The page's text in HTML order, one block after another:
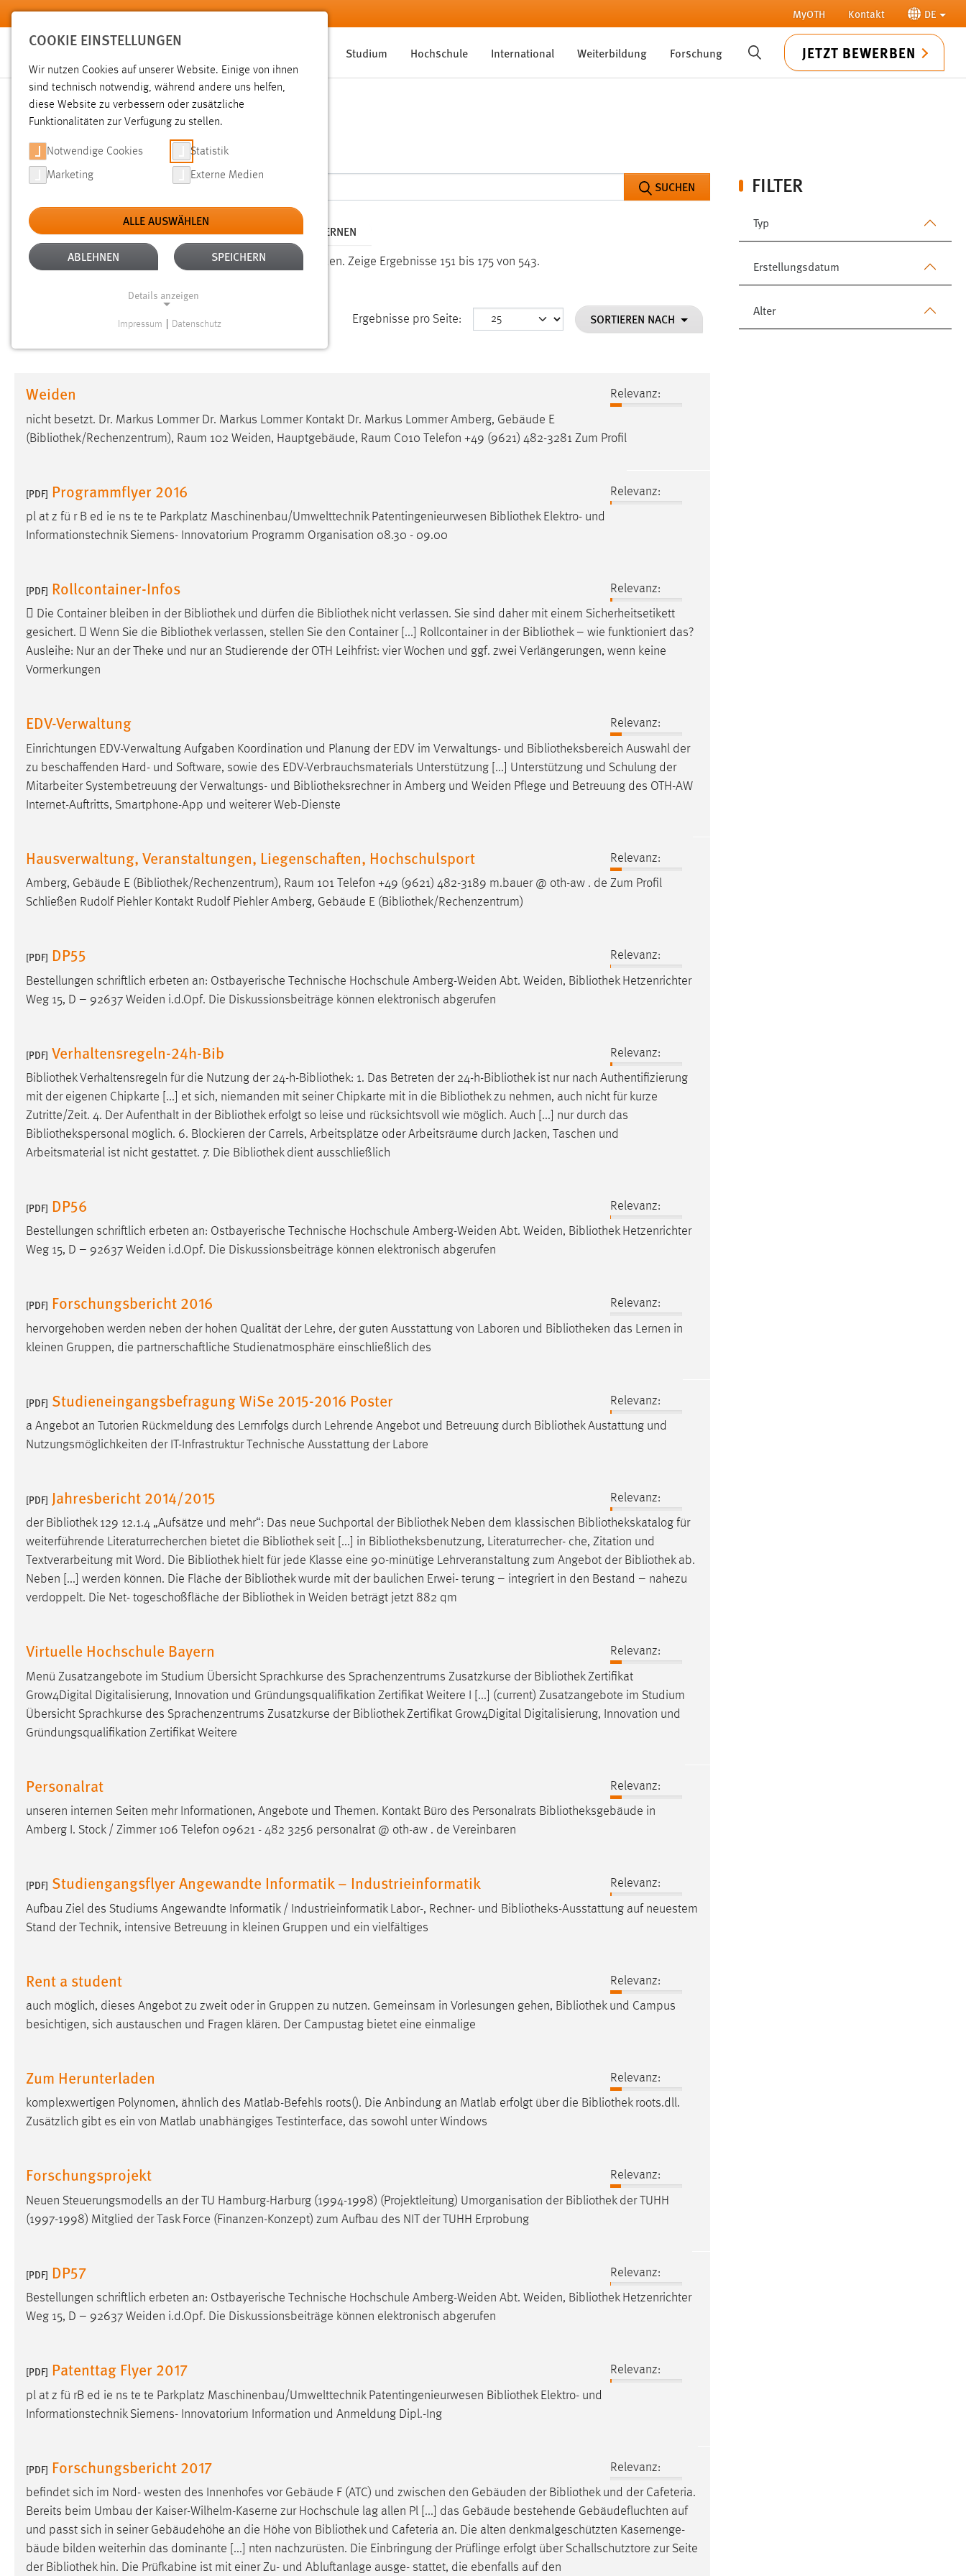
Zum Hauptinhalt springen MyOTH Kontakt DE
Studium Hochschule International Weiterbildung Forschung SUCHE JETZT BEWERBEN
SUCHE
FILTER
Typ
Erstellungsdatum
Alter
SUCHEN
Aktive Filter: ALTER: ÜBER EIN JAHR ALLE FILTER ENTFERNEN
Gesucht nach "bibliothek". Es wurden 543 Ergebnisse gefunden. Zeige Ergebnisse 151 bis 175 von 543.
Ergebnisse pro Seite: SORTIEREN NACH
Weiden
Relevanz:
nicht besetzt. Dr. Markus Lommer Dr. Markus Lommer Kontakt Dr. Markus Lommer Amberg, Gebäude E
(Bibliothek/Rechenzentrum), Raum 102 Weiden, Hauptgebäude, Raum C010 Telefon +49 (9621) 482-3281 Zum Profil
[PDF] Programmflyer 2016
Relevanz:
pl at z fü r B ed ie ns te te Parkplatz Maschinenbau/Umwelttechnik Patentingenieurwesen BibliothekElektro- und
Informationstechnik Siemens- Innovatorium Programm Organisation 08.30 - 09.00
[PDF] Rollcontainer-Infos
Relevanz:
 Die Container bleiben in der Bibliothekund dürfen die Bibliotheknicht verlassen. Sie sind daher mit einem Sicherheitsetikett
gesichert.  Wenn Sie die Bibliothekverlassen, stellen Sie den Container [...] Rollcontainer in der Bibliothek– wie funktioniert das?
Ausleihe: Nur an der Theke und nur an Studierende der OTH Leihfrist: vier Wochen und ggf. zwei Verlängerungen, wenn keine
Vormerkungen
EDV-Verwaltung
Relevanz:
Einrichtungen EDV-Verwaltung Aufgaben Koordination und Planung der EDV im Verwaltungs- und Bibliotheksbereich Auswahl der
zu beschaffenden Hard- und Software, sowie des EDV-Verbrauchsmaterials Unterstützung [...] Unterstützung und Schulung der
Mitarbeiter Systembetreuung der Verwaltungs- und Bibliotheksrechnerin Amberg und Weiden Pflege und Betreuung des OTH-AW
Internet-Auftritts, Smartphone-App und weiterer Web-Dienste
Hausverwaltung, Veranstaltungen, Liegenschaften, Hochschulsport
Relevanz:
Amberg, Gebäude E (Bibliothek/Rechenzentrum), Raum 101 Telefon +49 (9621) 482-3189 m.bauer @ oth-aw . de Zum Profil
Schließen Rudolf Piehler Kontakt Rudolf Piehler Amberg, Gebäude E (Bibliothek/Rechenzentrum)
[PDF] DP55
Relevanz:
Bestellungen schriftlich erbeten an: Ostbayerische Technische Hochschule Amberg-Weiden Abt. Weiden, BibliothekHetzenrichter
Weg 15, D – 92637 Weiden i.d.Opf. Die Diskussionsbeiträge können elektronisch abgerufen
[PDF] Verhaltensregeln-24h-Bib
Relevanz:
BibliothekVerhaltensregeln für die Nutzung der 24-h-Bibliothek: 1. Das Betreten der 24-h-Bibliothekist nur nach Authentifizierung
mit der eigenen Chipkarte [...] et sich, niemanden mit seiner Chipkarte mit in die Bibliothekzu nehmen, auch nicht für kurze
Zutritte/Zeit. 4. Der Aufenthalt in der Bibliothekerfolgt so leise und rücksichtsvoll wie möglich. Auch [...] nur durch das
Bibliothekspersonal möglich. 6. Blockieren der Carrels, Arbeitsplätze oder Arbeitsräume durch Jacken, Taschen und
Arbeitsmaterial ist nicht gestattet. 7. Die Bibliothekdient ausschließlich
[PDF] DP56
Relevanz:
Bestellungen schriftlich erbeten an: Ostbayerische Technische Hochschule Amberg-Weiden Abt. Weiden, BibliothekHetzenrichter
Weg 15, D – 92637 Weiden i.d.Opf. Die Diskussionsbeiträge können elektronisch abgerufen
[PDF] Forschungsbericht 2016
Relevanz:
hervorgehoben werden neben der hohen Qualität der Lehre, der guten Ausstattung von Laboren und Bibliotheken das Lernen in
kleinen Gruppen, die partnerschaftliche Studienatmosphäre einschließlich des
[PDF] Studieneingangsbefragung WiSe 2015-2016 Poster
Relevanz:
a Angebot an Tutorien Rückmeldung des Lernrfolgs durch Lehrende Angebot und Betreuung durch BibliothekAustattung und
Nutzungsmöglichkeiten der IT-Infrastruktur Technische Ausstattung der Labore
[PDF] Jahresbericht 2014/2015
Relevanz:
der Bibliothek129 12.1.4 „Aufsätze und mehr“: Das neue Suchportal der BibliothekNeben dem klassischen Bibliothekskatalog für
weiterführende Literaturrecherchen bietet die Bibliothekseit [...] in Bibliotheksbenutzung, Literaturrecher- che, Zitation und
Textverarbeitung mit Word. Die Bibliothekhielt für jede Klasse eine 90-minütige Lehrveranstaltung zum Angebot der Bibliothekab.
Neben [...] werden können. Die Fläche der Bibliothekwurde mit der baulichen Erwei- terung – integriert in den Bestand – nahezu
verdoppelt. Die Net- togeschoßfläche der Bibliothekin Weiden beträgt jetzt 882 qm
Virtuelle Hochschule Bayern
Relevanz:
Menü Zusatzangebote im Studium Übersicht Sprachkurse des Sprachenzentrums Zusatzkurse der BibliothekZertifikat
Grow4Digital Digitalisierung, Innovation und Gründungsqualifikation Zertifikat Weitere I [...] (current) Zusatzangebote im Studium
Übersicht Sprachkurse des Sprachenzentrums Zusatzkurse der BibliothekZertifikat Grow4Digital Digitalisierung, Innovation und
Gründungsqualifikation Zertifikat Weitere
Personalrat
Relevanz:
unseren internen Seiten mehr Informationen, Angebote und Themen. Kontakt Büro des Personalrats Bibliotheksgebäude in
Amberg I. Stock / Zimmer 106 Telefon 09621 - 482 3256 personalrat @ oth-aw . de Vereinbaren
[PDF] Studiengangsflyer Angewandte Informatik – Industrieinformatik
Relevanz:
Aufbau Ziel des Studiums Angewandte Informatik / Industrieinformatik Labor-, Rechner- und Bibliotheks-Ausstattung auf neuestem
Stand der Technik, intensive Betreuung in kleinen Gruppen und ein vielfältiges
Rent a student
Relevanz:
auch möglich, dieses Angebot zu zweit oder in Gruppen zu nutzen. Gemeinsam in Vorlesungen gehen, Bibliothekund Campus
besichtigen, sich austauschen und Fragen klären. Der Campustag bietet eine einmalige
Zum Herunterladen
Relevanz:
komplexwertigen Polynomen, ähnlich des Matlab-Befehls roots(). Die Anbindung an Matlab erfolgt über die Bibliothekroots.dll.
Zusätzlich gibt es ein von Matlab unabhängiges Testinterface, das sowohl unter Windows
Forschungsprojekt
Relevanz:
Neuen Steuerungsmodells an der TU Hamburg-Harburg (1994-1998) (Projektleitung) Umorganisation der Bibliothekder TUHH
(1997-1998) Mitglied der Task Force (Finanzen-Konzept) zum Aufbau des NIT der TUHH Erprobung
[PDF] DP57
Relevanz:
Bestellungen schriftlich erbeten an: Ostbayerische Technische Hochschule Amberg-Weiden Abt. Weiden, BibliothekHetzenrichter
Weg 15, D – 92637 Weiden i.d.Opf. Die Diskussionsbeiträge können elektronisch abgerufen
[PDF] Patenttag Flyer 2017
Relevanz:
pl at z fü rB ed ie ns te te Parkplatz Maschinenbau/Umwelttechnik Patentingenieurwesen BibliothekElektro- und
Informationstechnik Siemens- Innovatorium Information und Anmeldung Dipl.-Ing
[PDF] Forschungsbericht 2017
Relevanz:
befindet sich im Nord- westen des Innenhofes vor Gebäude F (ATC) und zwischen den Gebäuden der Bibliothekund der Cafeteria.
Bereits beim Umbau der Kaiser-Wilhelm-Kaserne zur Hochschule lag allen Pl [...] das Gebäude bestehende Gebäudefluchten auf
und passt sich in seiner Gebäudehöhe an die Höhe von Bibliothekund Cafeteria an. Die alten denkmalgeschützten Kasernenge-
bäude bilden weiterhin das dominante [...] nten nachzurüsten. Die Einbringung der Prüflinge erfolgt über Schallschutztore zur Seite
der Bibliothekhin. Die Prüfkabine ist mit einer Zu- und Abluftanlage ausge- stattet, die ebenfalls auf den
COOKIE EINSTELLUNGEN
Wir nutzen Cookies auf unserer Website. Einige von ihnen
sind technisch notwendig, während andere uns helfen,
diese Website zu verbessern oder zusätzliche
Funktionalitäten zur Verfügung zu stellen.
Notwendige Cookies Statistik
Marketing Externe Medien
ALLE AUSWÄHLEN
ABLEHNEN SPEICHERN
Details anzeigen
Website erforderlich.
Einverständnis
Zweck:
Dieser Cookie speichert die
ausgewählten Einverständnis-Optionen
des Benutzers
Cookie Laufzeit: 1 Jahr
Performance
Name: staticfilecache
Zweck:
Für performante Seitenauslieferung wird
in diesem Cookie gespeichert, ob man
Sprachpräferenz
Name: site-language-preference
Zweck:
Das Cookie speichert die gewählte
Sprache der Website.
Cookie Laufzeit: 30 Tage
Chat
Name:
MibewSessionID, MIBEW_UserID,
mibew_locale, mibew-chat-frame-style-
Cookie Laufzeit: MibewSessionID, mibew-chat-frame-
style-5e9dbeb1811c0446 =
Login
Name: fe_user, be_user, be_lastLoginProvider
Zweck:
Dieser Cookie ist notwendig um sich an
der Website einloggen zu können.
STATISTIK
Statistik Cookies erfassen Informationen anonym.
Name: _pk_ref, _pk_cvar, _pk_id, _pk_ses
Cookie Laufzeit: Max. 13 Monate
verwendet, um personalisierte Werbung anzuzeigen.
Sie tun dies, indem sie Besucher über Websites
hinweg verfolgen.
Google Ads
Name: _gcl_au
Zweck: Conversion-Tracking
Cookie Laufzeit: 3 Monate
Facebook Pixel
Anbieter:
Zweck: Conversion-Tracking
Cookie Laufzeit: 3 Monate
EXTERNE MEDIEN
Um Inhalte von Videoplattformen und Social Media
Plattformen anzeigen zu können, werden von diesen
YouTube
Vimeo
Impressum Datenschutz